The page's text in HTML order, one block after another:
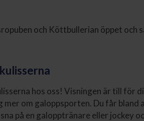
och Köttbullerian öppet och
hos oss! Visningen är till för
mer om galoppsporten. Du får bland
på en galopptränare eller jockey